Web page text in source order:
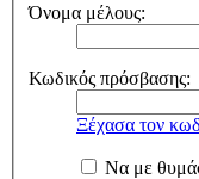
Όνομα μέλους:
Κωδικός πρόσβασης:
Ξέχασα τον
Να με